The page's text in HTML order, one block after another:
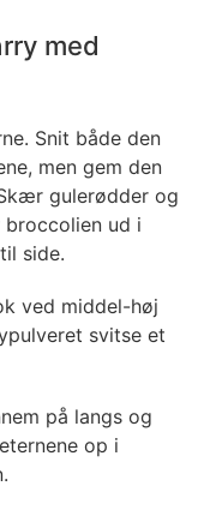
med
Snit både den
men gem den
gulerødder og
ud i
side.
ved middel-høj
svitse et
på langs og
op i